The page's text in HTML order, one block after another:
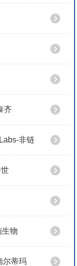
齐
非链
生物
尔蒂玛